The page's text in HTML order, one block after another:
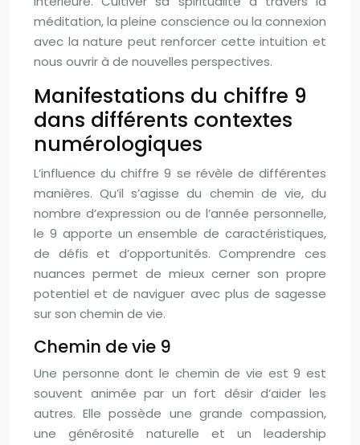
méditation, la pleine conscience ou la connexion
avec la nature peut renforcer cette intuition et
nous ouvrir à de nouvelles perspectives.
Manifestations du chiffre 9
dans différents contextes
numérologiques
L’influence du chiffre 9 se révèle de différentes
manières. Qu’il s’agisse du chemin de vie, du
nombre d’expression ou de l’année personnelle,
le 9 apporte un ensemble de caractéristiques,
de défis et d’opportunités. Comprendre ces
nuances permet de mieux cerner son propre
potentiel et de naviguer avec plus de sagesse
sur son chemin de vie.
Chemin de vie 9
Une personne dont le chemin de vie est 9 est
souvent animée par un fort désir d’aider les
autres. Elle possède une grande compassion,
une générosité naturelle et un leadership